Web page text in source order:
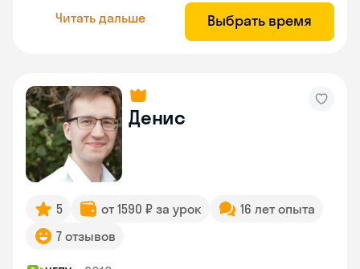
Читать дальше Выбрать время
Денис
5 от 1590 ₽ за урок
16 лет опыта
7 отзывов